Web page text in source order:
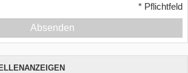
* Pflichtfeld
Absenden